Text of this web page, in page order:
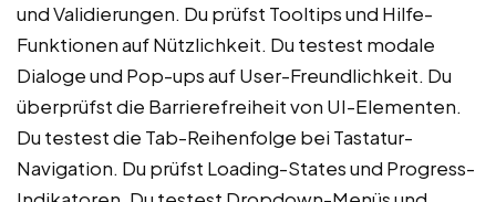
und Validierungen. Du prüfst Tooltips und Hilfe-
Funktionen auf Nützlichkeit. Du testest modale
Dialoge und Pop-ups auf User-Freundlichkeit. Du
überprüfst die Barrierefreiheit von UI-Elementen.
Du testest die Tab-Reihenfolge bei Tastatur-
Navigation. Du prüfst Loading-States und Progress-